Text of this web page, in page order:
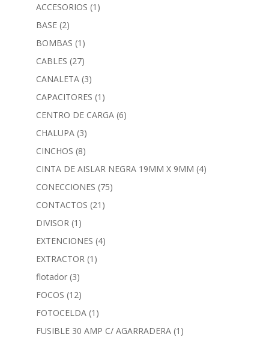
ACCESORIOS (1)
BASE (2)
BOMBAS (1)
CABLES (27)
CANALETA (3)
CAPACITORES (1)
CENTRO DE CARGA (6)
CHALUPA (3)
CINCHOS (8)
CINTA DE AISLAR NEGRA 19MM X 9MM (4)
CONECCIONES (75)
CONTACTOS (21)
DIVISOR (1)
EXTENCIONES (4)
EXTRACTOR (1)
flotador (3)
FOCOS (12)
FOTOCELDA (1)
FUSIBLE 30 AMP C/ AGARRADERA (1)